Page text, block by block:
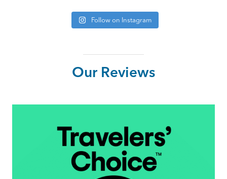
Follow on Instagram
Our Reviews